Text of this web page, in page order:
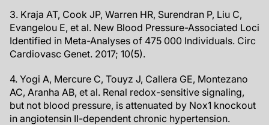
3. Kraja AT, Cook JP, Warren HR, Surendran P, Liu C,
Evangelou E, et al. New Blood Pressure-Associated Loci
Identified in Meta-Analyses of 475 000 Individuals. Circ
Cardiovasc Genet. 2017; 10(5).
4. Yogi A, Mercure C, Touyz J, Callera GE, Montezano
AC, Aranha AB, et al. Renal redox-sensitive signaling,
but not blood pressure, is attenuated by Nox1 knockout
in angiotensin II-dependent chronic hypertension.